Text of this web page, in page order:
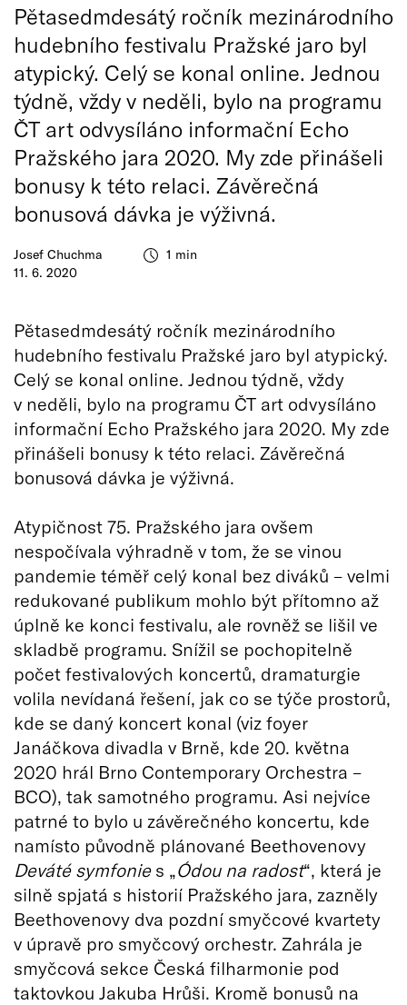
Josef Chuchma
11. 6. 2020
1 min
Pětasedmdesátý ročník mezinárodního
hudebního festivalu Pražské jaro byl
atypický. Celý se konal online. Jednou
týdně, vždy v neděli, bylo na programu
ČT art odvysíláno informační Echo
Pražského jara 2020. My zde přinášeli
bonusy k této relaci. Závěrečná
bonusová dávka je výživná.
Pětasedmdesátý ročník mezinárodního
hudebního festivalu Pražské jaro byl atypický.
Celý se konal online. Jednou týdně, vždy
v neděli, bylo na programu ČT art odvysíláno
informační Echo Pražského jara 2020. My zde
přinášeli bonusy k této relaci. Závěrečná
bonusová dávka je výživná.
Atypičnost 75. Pražského jara ovšem
nespočívala výhradně v tom, že se vinou
pandemie téměř celý konal bez diváků – velmi
redukované publikum mohlo být přítomno až
úplně ke konci festivalu, ale rovněž se lišil ve
skladbě programu. Snížil se pochopitelně
počet festivalových koncertů, dramaturgie
volila nevídaná řešení, jak co se týče prostorů,
kde se daný koncert konal (viz foyer
Janáčkova divadla v Brně, kde 20. května
2020 hrál Brno Contemporary Orchestra –
BCO), tak samotného programu. Asi nejvíce
patrné to bylo u závěrečného koncertu, kde
namísto původně plánované Beethovenovy
Deváté symfonies „Ódou na radost“, která je
silně spjatá s historií Pražského jara, zazněly
Beethovenovy dva pozdní smyčcové kvartety
v úpravě pro smyčcový orchestr. Zahrála je
smyčcová sekce Česká filharmonie pod
taktovkou Jakuba Hrůši. Kromě bonusů na